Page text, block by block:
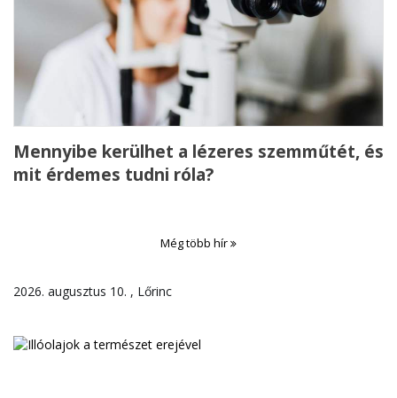
Mennyibe kerülhet a lézeres szemműtét, és
mit érdemes tudni róla?
Még több hír
2026. augusztus 10. , Lőrinc